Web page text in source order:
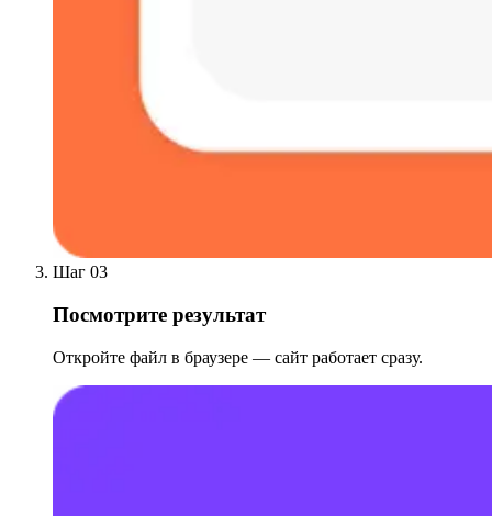
Шаг 03
Посмотрите результат
Откройте файл в браузере — сайт работает сразу.